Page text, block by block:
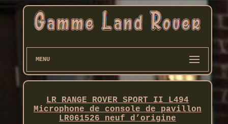
MENU
LR RANGE ROVER SPORT II L494
Microphone de console de pavillon
LR061526 neuf d’origine